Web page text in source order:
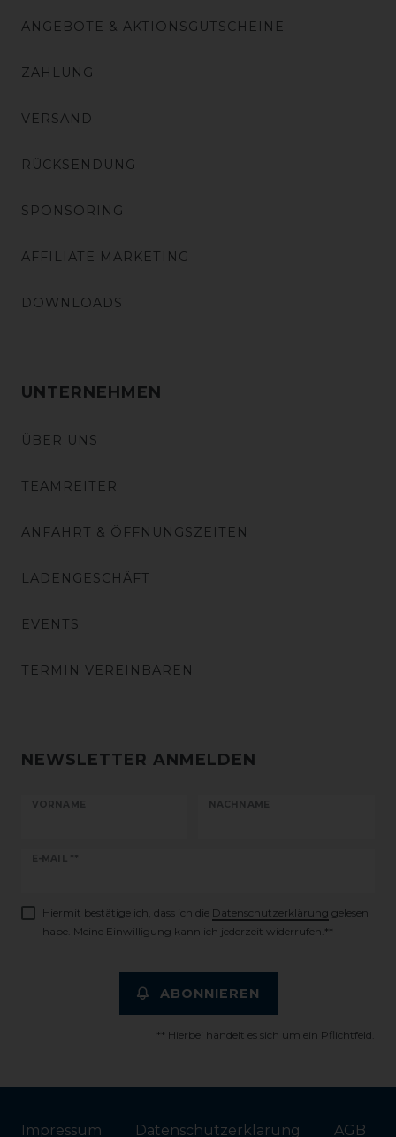
ANGEBOTE & AKTIONSGUTSCHEINE
ZAHLUNG
VERSAND
RÜCKSENDUNG
SPONSORING
AFFILIATE MARKETING
DOWNLOADS
UNTERNEHMEN
ÜBER UNS
TEAMREITER
ANFAHRT & ÖFFNUNGSZEITEN
LADENGESCHÄFT
EVENTS
TERMIN VEREINBAREN
NEWSLETTER ANMELDEN
VORNAME NACHNAME
E-MAIL **
Newsletter
Hiermit bestätige ich, dass ich die Daten­schutz­erklärung gelesen
habe. Meine Einwilligung kann ich jederzeit widerrufen.**
ABONNIEREN
** Hierbei handelt es sich um ein Pflichtfeld.
Impressum Daten­schutz­erklärung AGB